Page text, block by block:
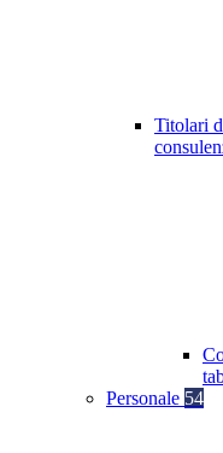
Titolari
Personale 54